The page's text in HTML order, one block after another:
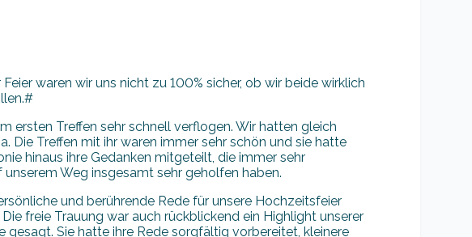
waren wir uns nicht zu 100% sicher, ob wir beide wirklich
ersten Treffen sehr schnell verflogen. Wir hatten gleich
Die Treffen mit ihr waren immer sehr schön und sie hatte
hinaus ihre Gedanken mitgeteilt, die immer sehr
Weg insgesamt sehr geholfen haben.
und berührende Rede für unsere Hochzeitsfeier
freie Trauung war auch rückblickend ein Highlight unserer
gesagt. Sie hatte ihre Rede sorgfältig vorbereitet, kleinere